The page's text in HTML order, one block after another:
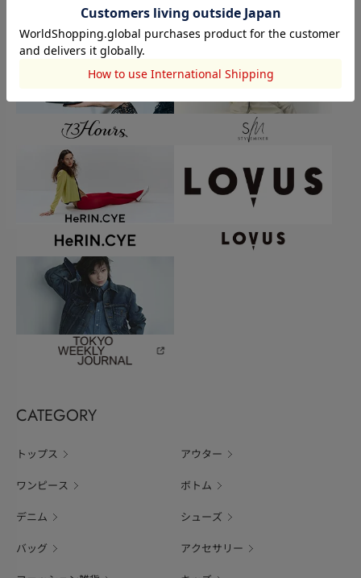
CATEGORY
トップス アウター
ワンピース ボトム
デニム シューズ
バッグ アクセサリー